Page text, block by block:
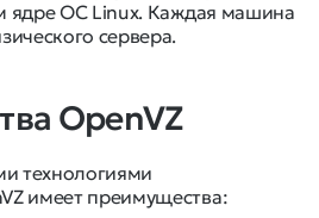
ядре ОС Linux. Каждая машина
сервера.
OpenVZ
технологиями
имеет преимущества: